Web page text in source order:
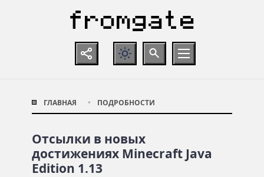
ГЛАВНАЯ ПОДРОБНОСТИ
Отсылки в новых
достижениях Minecraft Java
Edition 1.13